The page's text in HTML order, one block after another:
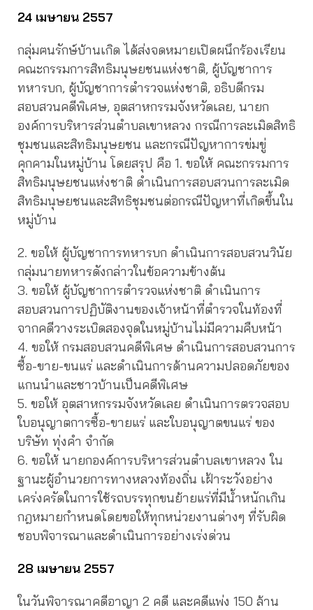
24 เมษายน 2557
กลุ่มฅนรักษ์บ้านเกิด ได้ส่งจดหมายเปิดผนึกร้องเรียน
คณะกรรมการสิทธิมนุษยชนแห่งชาติ, ผู้บัญชาการ
ทหารบก, ผู้บัญชาการตำรวจแห่งชาติ, อธิบดีกรม
สอบสวนคดีพิเศษ, อุตสาหกรรมจังหวัดเลย, นายก
องค์การบริหารส่วนตำบลเขาหลวง กรณีการละเมิดสิทธิ
ชุมชนและสิทธิมนุษยชน และกรณีปัญหาการข่มขู่
คุกคามในหมู่บ้าน โดยสรุป คือ 1. ขอให้ คณะกรรมการ
สิทธิมนุษยชนแห่งชาติ ดำเนินการสอบสวนการละเมิด
สิทธิมนุษยชนและสิทธิชุมชนต่อกรณีปัญหาที่เกิดขึ้นใน
หมู่บ้าน
2. ขอให้ ผู้บัญชาการทหารบก ดำเนินการสอบสวนวินัย
กลุ่มนายทหารดังกล่าวในข้อความข้างต้น
3. ขอให้ ผู้บัญชาการตำรวจแห่งชาติ ดำเนินการ
สอบสวนการปฏิบัติงานของเจ้าหน้าที่ตำรวจในท้องที่
จากคดีวางระเบิดสองจุดในหมู่บ้านไม่มีความคืบหน้า
4. ขอให้ กรมสอบสวนคดีพิเศษ ดำเนินการสอบสวนการ
ซื้อ-ขาย-ขนแร่ และดำเนินการด้านความปลอดภัยของ
แกนนำและชาวบ้านเป็นคดีพิเศษ
5. ขอให้ อุตสาหกรรมจังหวัดเลย ดำเนินการตรวจสอบ
ใบอนุญาตการซื้อ-ขายแร่ และใบอนุญาตขนแร่ ของ
บริษัท ทุ่งคำ จำกัด
6. ขอให้ นายกองค์การบริหารส่วนตำบลเขาหลวง ใน
ฐานะผู้อำนวยการทางหลวงท้องถิ่น เฝ้าระวังอย่าง
เคร่งครัดในการใช้รถบรรทุกขนย้ายแร่ที่มีน้ำหนักเกิน
กฎหมายกำหนดโดยขอให้ทุกหน่วยงานต่างๆ ที่รับผิด
ชอบพิจารณาและดำเนินการอย่างเร่งด่วน
28 เมษายน 2557
ในวันพิจารณาคดีอาญา 2 คดี และคดีแพ่ง 150 ล้าน